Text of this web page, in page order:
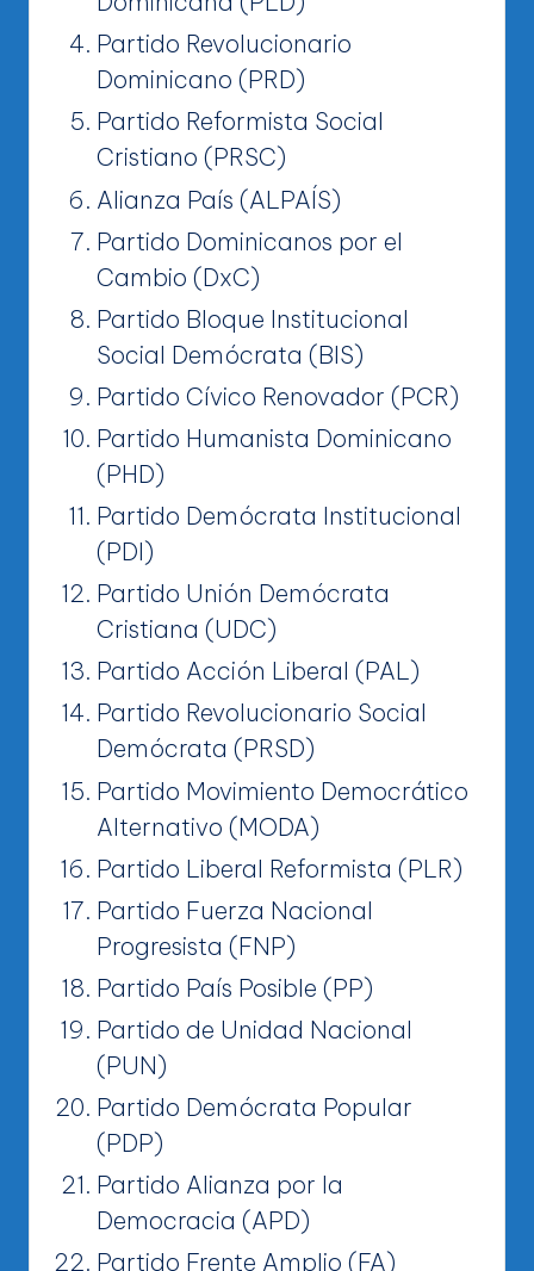
Partido Revolucionario
Dominicano (PRD)
Partido Reformista Social
Cristiano (PRSC)
Alianza País (ALPAÍS)
Partido Dominicanos por el
Cambio (DxC)
Partido Bloque Institucional
Social Demócrata (BIS)
Partido Cívico Renovador (PCR)
Partido Humanista Dominicano
(PHD)
Partido Demócrata Institucional
(PDI)
Partido Unión Demócrata
Cristiana (UDC)
Partido Acción Liberal (PAL)
Partido Revolucionario Social
Demócrata (PRSD)
Partido Movimiento Democrático
Alternativo (MODA)
Partido Liberal Reformista (PLR)
Partido Fuerza Nacional
Progresista (FNP)
Partido País Posible (PP)
Partido de Unidad Nacional
(PUN)
Partido Demócrata Popular
(PDP)
Partido Alianza por la
Democracia (APD)
Partido Frente Amplio (FA)